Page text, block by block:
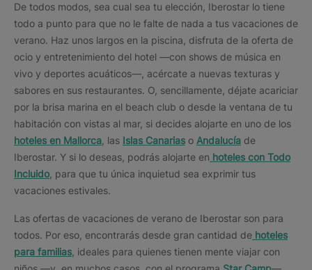
De todos modos, sea cual sea tu elección, Iberostar lo tiene
todo a punto para que no le falte de nada a tus vacaciones de
verano. Haz unos largos en la piscina, disfruta de la oferta de
ocio y entretenimiento del hotel —con shows de música en
vivo y deportes acuáticos—, acércate a nuevas texturas y
sabores en sus restaurantes. O, sencillamente, déjate acariciar
por la brisa marina en el beach club o desde la ventana de tu
habitación con vistas al mar, si decides alojarte en uno de los
hoteles en Mallorca , las Islas Canarias o Andalucía de
Iberostar. Y si lo deseas, podrás alojarte en hoteles con Todo
Incluido , para que tu única inquietud sea exprimir tus
vacaciones estivales.
Las ofertas de vacaciones de verano de Iberostar son para
todos. Por eso, encontrarás desde gran cantidad de hoteles
para familias , ideales para quienes tienen mente viajar con